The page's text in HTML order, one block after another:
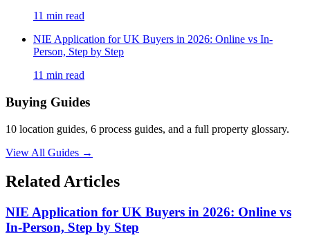
11 min read
NIE Application for UK Buyers in 2026: Online vs In-
Person, Step by Step
11 min read
Buying Guides
10 location guides, 6 process guides, and a full property glossary.
View All Guides →
Related Articles
NIE Application for UK Buyers in 2026: Online vs
In-Person, Step by Step